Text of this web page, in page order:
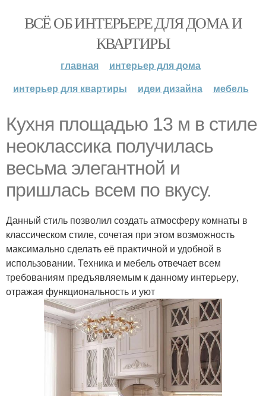
ВСЁ ОБ ИНТЕРЬЕРЕ ДЛЯ ДОМА И
КВАРТИРЫ
главная
интерьер для дома
интерьер для квартиры
идеи дизайна мебель
Кухня площадью 13 м в стиле
неоклассика получилась
весьма элегантной и
пришлась всем по вкусу.
Данный стиль позволил создать атмосферу комнаты в
классическом стиле, сочетая при этом возможность
максимально сделать её практичной и удобной в
использовании. Техника и мебель отвечает всем
требованиям предъявляемым к данному интерьеру,
отражая функциональность и уют